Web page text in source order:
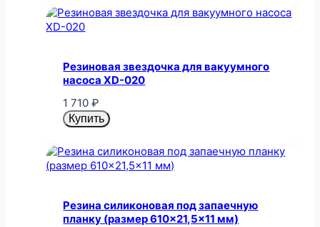
Резиновая звездочка для вакуумного
насоса XD-020
1 710₽
Купить
Резина силиконовая под запаечную
планку (размер 610×21,5×11 мм)